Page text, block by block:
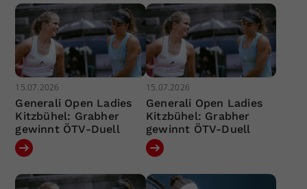
15.07.2026
Generali Open Ladies
Kitzbühel: Grabher
gewinnt ÖTV-Duell
15.07.2026
Generali Open Ladies
Kitzbühel: Grabher
gewinnt ÖTV-Duell